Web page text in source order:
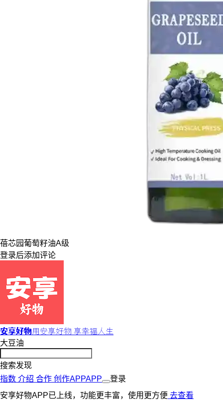
蓓芯园葡萄籽油A级
登录后添加评论
安享好物用安享好物 享幸福人生
大豆油
搜索发现
指数 介绍 合作 创作APPAPP
登录
安享好物APP已上线，功能更丰富，使用更方便 去查看